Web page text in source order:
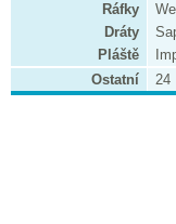
Ráfky
Dráty
Pláště
Ostatní
24